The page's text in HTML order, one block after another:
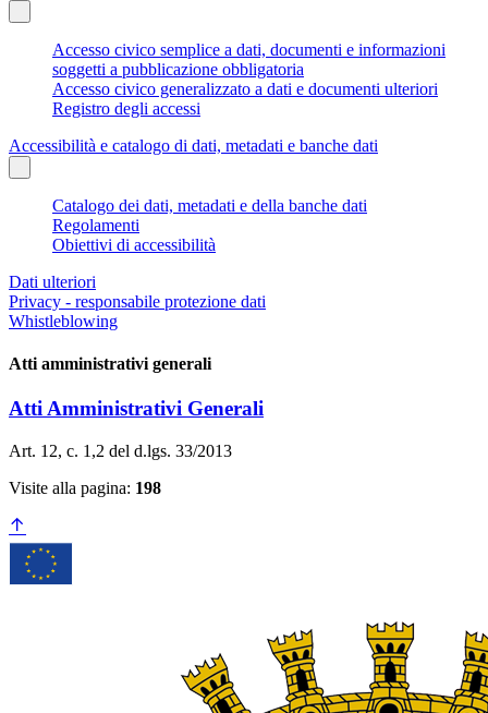
Accesso civico semplice a dati, documenti e informazioni
soggetti a pubblicazione obbligatoria
Accesso civico generalizzato a dati e documenti ulteriori
Registro degli accessi
Accessibilità e catalogo di dati, metadati e banche dati
Catalogo dei dati, metadati e della banche dati
Regolamenti
Obiettivi di accessibilità
Dati ulteriori
Privacy - responsabile protezione dati
Whistleblowing
Atti amministrativi generali
Atti Amministrativi Generali
Art. 12, c. 1,2 del d.lgs. 33/2013
Visite alla pagina: 198